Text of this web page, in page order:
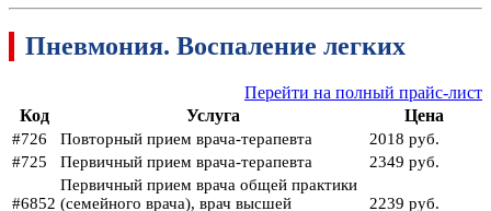
Пневмония. Воспаление легких
Перейти на полный прайс-лист
Код
Услуга Цена
#726 Повторный прием врача-терапевта
2018 руб.
#725
Первичный прием врача-терапевта 2349 руб.
#6852
Первичный прием врача общей практики
(семейного врача), врач высшей
2239 руб.